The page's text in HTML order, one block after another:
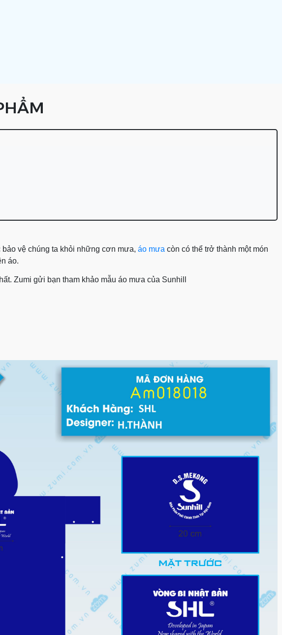
vệ chúng ta khỏi những cơn mưa, áo mưa còn có thể trở thành một món
áo.
Zumi gửi bạn tham khảo mẫu áo mưa của Sunhill